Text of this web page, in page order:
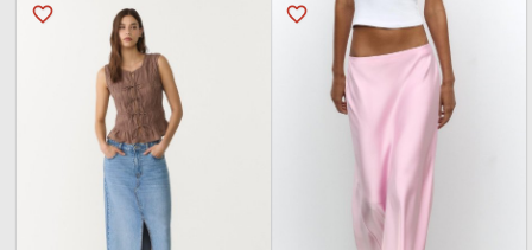
favorite_border
favorite_border